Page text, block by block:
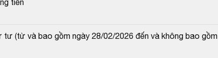
tư (từ và bao gồm ngày 28/02/2026 đến và không bao gồm